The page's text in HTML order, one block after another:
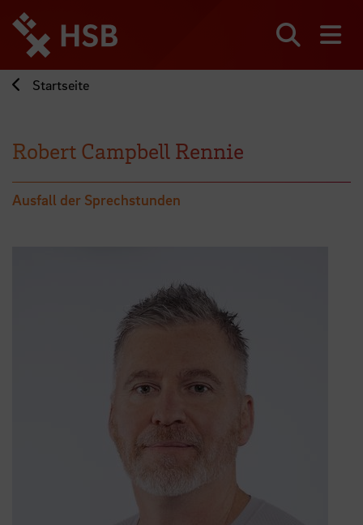
zum
Seiteninhalt
springen
Startseite
Robert Campbell Rennie
Ausfall der Sprechstunden